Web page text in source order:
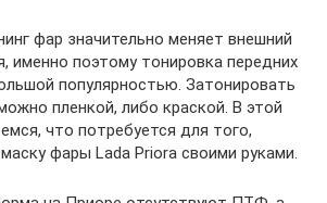
фар значительно меняет внешний
именно поэтому тонировка передних
популярностью. Затонировать
пленкой, либо краской. В этой
что потребуется для того,
фары Lada Priora своими руками.